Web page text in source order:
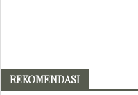
REKOMENDASI